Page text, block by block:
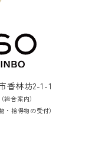
香林坊2-1-1
（総合案内）
・拾得物の受付）